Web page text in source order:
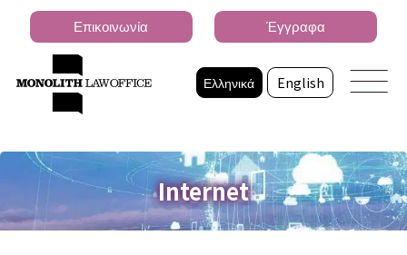
Ελληνικά English
Επικοινωνία Έγγραφα
Internet